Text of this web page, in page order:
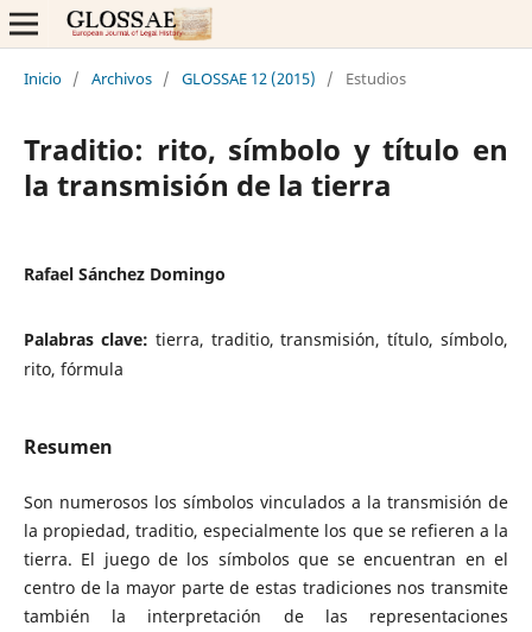
Inicio / Archivos / GLOSSAE 12 (2015) / Estudios
Traditio: rito, símbolo y título en
la transmisión de la tierra
Rafael Sánchez Domingo
Palabras clave: tierra, traditio, transmisión, título, símbolo,
rito, fórmula
Resumen
Son numerosos los símbolos vinculados a la transmisión de
la propiedad, traditio, especialmente los que se refieren a la
tierra. El juego de los símbolos que se encuentran en el
centro de la mayor parte de estas tradiciones nos transmite
también la interpretación de las representaciones